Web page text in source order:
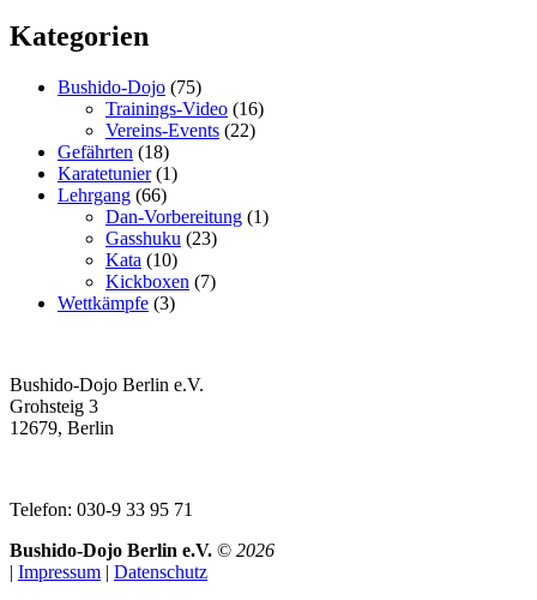
Kategorien
Bushido-Dojo (75)
Trainings-Video (16)
Vereins-Events (22)
Gefährten (18)
Karatetunier(1)
Lehrgang (66)
Dan-Vorbereitung (1)
Gasshuku (23)
Kata (10)
Kickboxen (7)
Wettkämpfe (3)
Bushido-Dojo Berlin e.V.
Grohsteig 3
12679, Berlin
Telefon: 030-9 33 95 71
Bushido-Dojo Berlin e.V. © 2026
| Impressum | Datenschutz